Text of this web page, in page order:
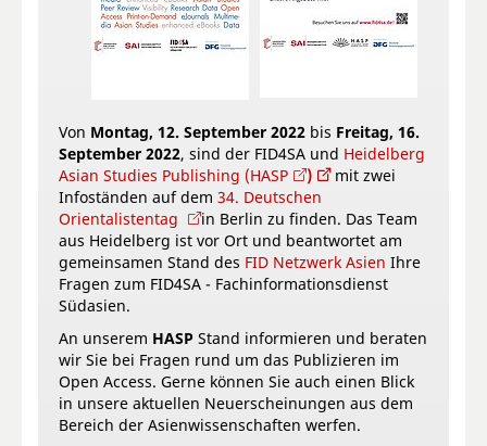
Von Montag, 12. September 2022 bis Freitag, 16.
September 2022, sind der FID4SA und Heidelberg
Asian Studies Publishing (HASP
)
mit zwei
Infoständen auf dem 34. Deutschen
Orientalistentag
in Berlin zu finden. Das Team
aus Heidelberg ist vor Ort und beantwortet am
gemeinsamen Stand des FID Netzwerk Asien Ihre
Fragen zum FID4SA - Fachinformationsdienst
Südasien.
An unserem HASP Stand informieren und beraten
wir Sie bei Fragen rund um das Publizieren im
Open Access. Gerne können Sie auch einen Blick
in unsere aktuellen Neuerscheinungen aus dem
Bereich der Asienwissenschaften werfen.